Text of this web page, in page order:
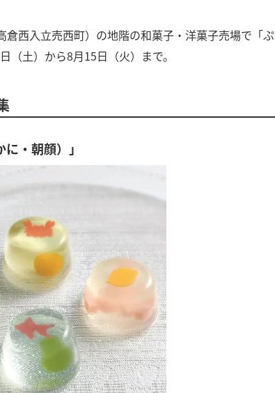
倉西入立売西町）の地階の和菓子・洋菓子売場で「ぷ
土）から8月15日（火）まで。
・朝顔）」